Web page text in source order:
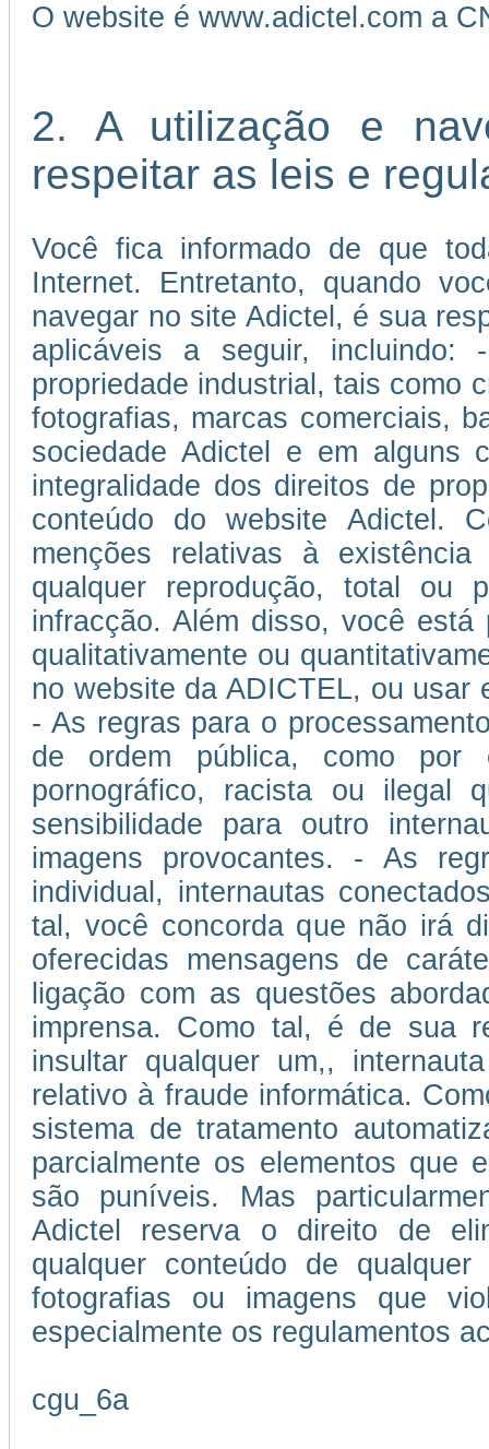
O website é www.adictel.com a
2. A utilização e
respeitar as leis e
Você fica informado de que
Internet. Entretanto, quando
navegar no site Adictel, é sua
aplicáveis a seguir,
propriedade industrial, tais como
fotografias, marcas comerciais,
sociedade Adictel e em alguns
integralidade dos direitos de
conteúdo do website Adictel.
menções relativas à
qualquer reprodução, total ou
infracção. Além disso, você
qualitativamente ou
no website da ADICTEL, ou usar
- As regras para o
de ordem pública, como por
pornográfico, racista ou ilegal
sensibilidade para outro
imagens provocantes. - As
individual, internautas
tal, você concorda que não irá
oferecidas mensagens de
ligação com as questões
imprensa. Como tal, é de sua
insultar qualquer um,,
relativo à fraude informática.
sistema de tratamento
parcialmente os elementos que
são puníveis. Mas
Adictel reserva o direito de
qualquer conteúdo de
fotografias ou imagens que
especialmente os regulamentos
cgu_6a